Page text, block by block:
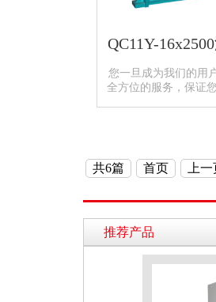
QC11Y-
您一旦成为我们的用
全方位的服务，保证
共6篇 首页 上
推荐产品